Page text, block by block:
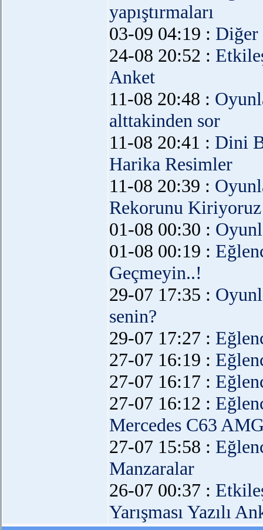
yapıştırmaları
03-09 04:19 : Diğer
24-08 20:52 :
Anket
11-08 20:48 :
alttakinden sor
11-08 20:41 : Dini
Harika Resimler
11-08 20:39 :
Rekorunu Kiriyoruz
01-08 00:30 :
01-08 00:19 :
Geçmeyin..!
29-07 17:35 :
senin?
29-07 17:27 :
27-07 16:19 :
27-07 16:17 :
27-07 16:12 :
Mercedes C63
27-07 15:58 :
Manzaralar
26-07 00:37 :
Yarışması Yazılı